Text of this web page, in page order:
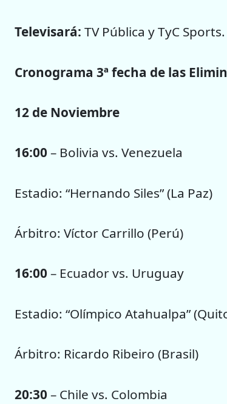
Televisará: TV Pública y TyC Sports.
Cronograma 3ª fecha de las
12 de Noviembre
16:00– Bolivia vs. Venezuela
Estadio: “Hernando Siles” (La Paz)
Árbitro: Víctor Carrillo (Perú)
16:00– Ecuador vs. Uruguay
Estadio: “Olímpico Atahualpa”
Árbitro: Ricardo Ribeiro (Brasil)
20:30– Chile vs. Colombia